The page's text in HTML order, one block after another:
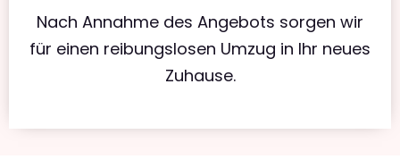
Nach Annahme des Angebots sorgen wir
für einen reibungslosen Umzug in Ihr neues
Zuhause.